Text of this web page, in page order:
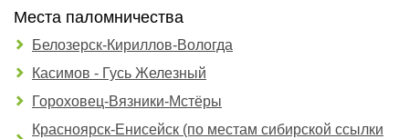
Места паломничества
Белозерск-Кириллов-Вологда
Касимов - Гусь Железный
Гороховец-Вязники-Мстёры
Красноярск-Енисейск (по местам сибирской ссылки